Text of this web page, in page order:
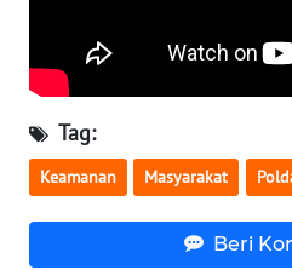
Tag:
Keamanan Masyarakat
Beri
WN
BABEL
WN
SUMBAR